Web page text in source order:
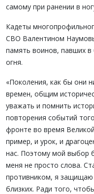
самому при ранении в
Кадеты
СВО Валентином
память воинов, павших
огня.
«Поколения, как бы они
времен, общим
уважать и помнить
повторения событий
фронте во время
пример, и урок, и
нас. Поэтому мой выбор
меня не просто слова.
противником, я защищаю
близких. Ради того,